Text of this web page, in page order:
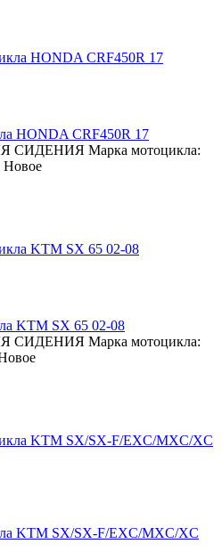
HONDA CRF450R 17
СИДЕНИЯ Марка мотоцикла:
Новое
KTM SX 65 02-08
СИДЕНИЯ Марка мотоцикла:
KTM SX/SX-F/EXC/MXC/XC